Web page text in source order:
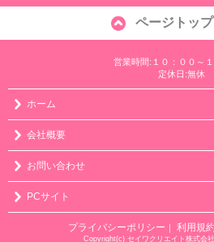
ページトッ
営業時間:１０：００～
定休日:無休
ホーム
会社概要
お問い合わせ
PCサイト
プライバシーポリシー 利用規約
Copyright(c) セイワクリエイト株式会